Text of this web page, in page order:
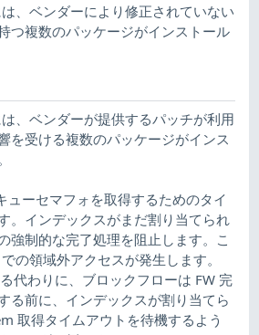
、ベンダーにより修正されていない
つ複数のパッケージがインストール
、ベンダーが提供するパッチが利用
を受ける複数のパッケージがインス
ーセマフォを取得するためのタイ
。インデックスがまだ割り当てられ
強制的な完了処理を阻止します。こ
の領域外アクセスが発生します。
代わりに、ブロックフローは FW 完
る前に、インデックスが割り当てら
取得タイムアウトを待機するよう